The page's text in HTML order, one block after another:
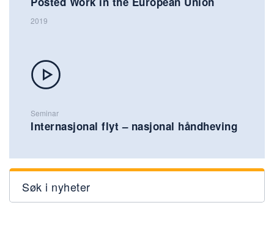
2019
Seminar
Internasjonal flyt – nasjonal håndheving
Søk i nyheter